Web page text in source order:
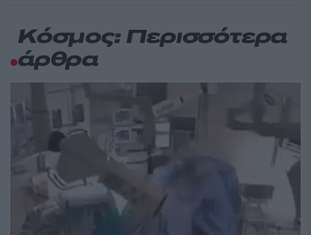
Κόσμος: Περισσότερα
άρθρα